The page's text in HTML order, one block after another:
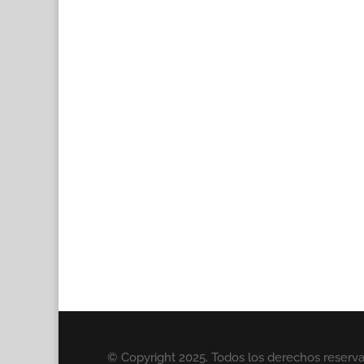
© Copyright 2025. Todos los derechos